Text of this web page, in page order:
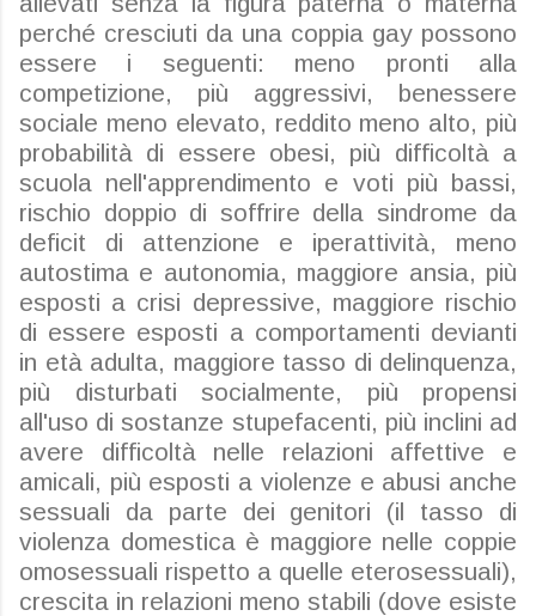
perché cresciuti da una coppia gay possono
essere i seguenti: meno pronti alla
competizione, più aggressivi, benessere
sociale meno elevato, reddito meno alto, più
probabilità di essere obesi, più difficoltà a
scuola nell'apprendimento e voti più bassi,
rischio doppio di soffrire della sindrome da
deficit di attenzione e iperattività, meno
autostima e autonomia, maggiore ansia, più
esposti a crisi depressive, maggiore rischio
di essere esposti a comportamenti devianti
in età adulta, maggiore tasso di delinquenza,
più disturbati socialmente, più propensi
all'uso di sostanze stupefacenti, più inclini ad
avere difficoltà nelle relazioni affettive e
amicali, più esposti a violenze e abusi anche
sessuali da parte dei genitori (il tasso di
violenza domestica è maggiore nelle coppie
omosessuali rispetto a quelle eterosessuali),
crescita in relazioni meno stabili (dove esiste